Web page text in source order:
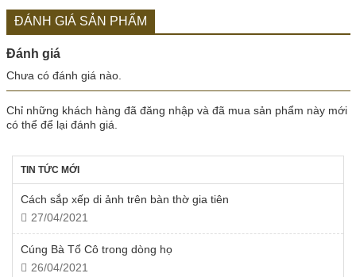
ĐÁNH GIÁ SẢN PHẨM
Đánh giá
Chưa có đánh giá nào.
Chỉ những khách hàng đã đăng nhập và đã mua sản phẩm này mới
có thể để lại đánh giá.
TIN TỨC MỚI
Cách sắp xếp di ảnh trên bàn thờ gia tiên
27/04/2021
Cúng Bà Tổ Cô trong dòng họ
26/04/2021